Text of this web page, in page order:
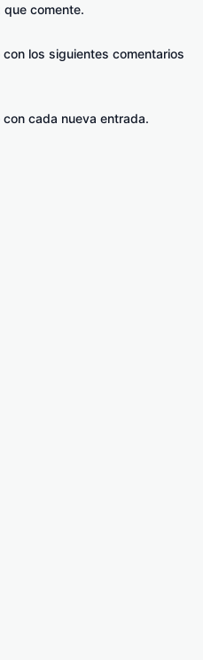
comente.
los siguientes comentarios
cada nueva entrada.